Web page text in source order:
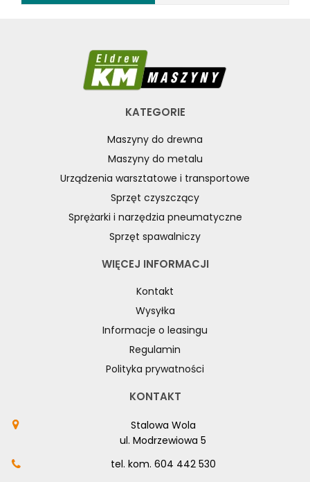
KATEGORIE
Maszyny do drewna
Maszyny do metalu
Urządzenia warsztatowe i transportowe
Sprzęt czyszczący
Sprężarki i narzędzia pneumatyczne
Sprzęt spawalniczy
WIĘCEJ INFORMACJI
Kontakt
Wysyłka
Informacje o leasingu
Regulamin
Polityka prywatności
KONTAKT
Stalowa Wola
ul. Modrzewiowa 5
tel. kom. 604 442 530